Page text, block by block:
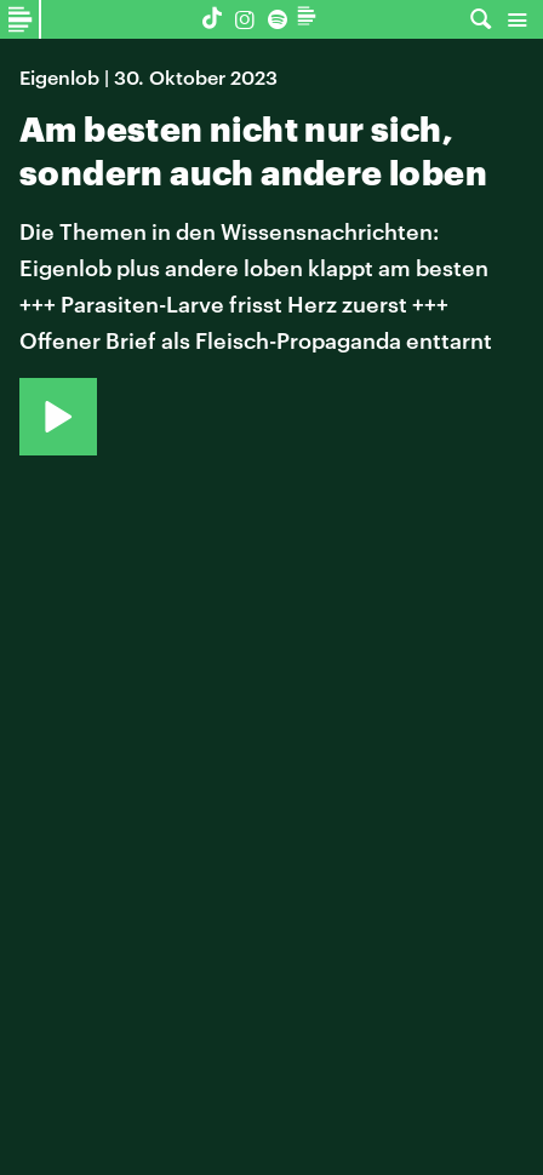
Eigenlob | 30. Oktober 2023
Am besten nicht nur sich,
sondern auch andere loben
Die Themen in den Wissensnachrichten:
Eigenlob plus andere loben klappt am besten
+++ Parasiten-Larve frisst Herz zuerst +++
Offener Brief als Fleisch-Propaganda enttarnt